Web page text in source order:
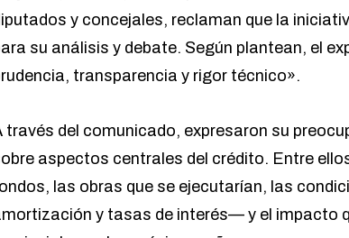
y concejales, reclaman que la
su análisis y debate. Según plantean, el
transparencia y rigor técnico».
través del comunicado, expresaron su
aspectos centrales del crédito. Entre
las obras que se ejecutarían, las
y tasas de interés— y el impacto